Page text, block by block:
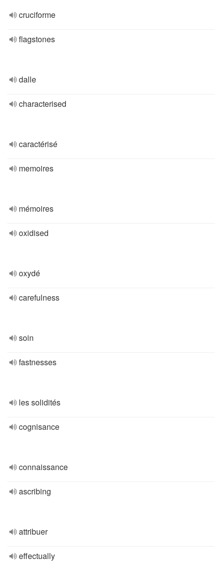
cruciforme
flagstones
dalle
characterised
caractérisé
memoires
mémoires
oxidised
oxydé
carefulness
soin
fastnesses
les solidités
cognisance
connaissance
ascribing
attribuer
effectually